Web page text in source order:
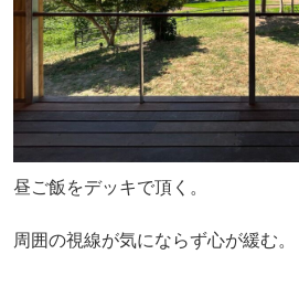
昼ご飯をデッキで頂く。
周囲の視線が気にならず心が緩む。